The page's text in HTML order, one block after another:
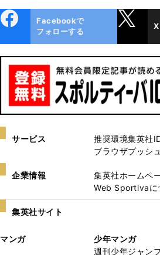
ok
Facebookで
フォローする
サービス 推奨環境集英社
ブラウザプッシ
企業情報 集英社ホームペ
Web Sportivaに
集英社サイト
マンガ
少年マンガ
週刊少年ジャン